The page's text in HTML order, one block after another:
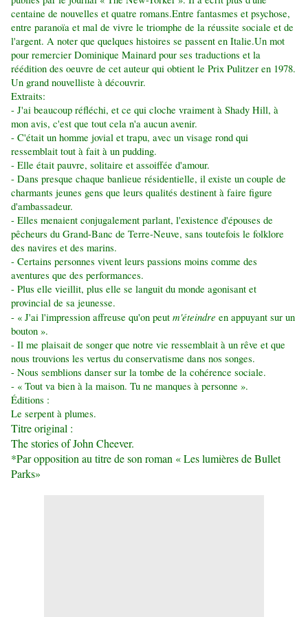
centaine de nouvelles et quatre romans.Entre fantasmes et psychose,
entre paranoïa et mal de vivre le triomphe de la réussite sociale et de
l'argent. A noter que quelques histoires se passent en Italie.Un mot
pour remercier Dominique Mainard pour ses traductions et la
réédition des oeuvre de cet auteur qui obtient le Prix Pulitzer en 1978.
Un grand nouvelliste à découvrir.
Extraits:
- J'ai beaucoup réfléchi, et ce qui cloche vraiment à Shady Hill, à
mon avis, c'est que tout cela n'a aucun avenir.
- C'était un homme jovial et trapu, avec un visage rond qui
ressemblait tout à fait à un pudding.
- Elle était pauvre, solitaire et assoiffée d'amour.
- Dans presque chaque banlieue résidentielle, il existe un couple de
charmants jeunes gens que leurs qualités destinent à faire figure
d'ambassadeur.
- Elles menaient conjugalement parlant, l'existence d'épouses de
pêcheurs du Grand-Banc de Terre-Neuve, sans toutefois le folklore
des navires et des marins.
- Certains personnes vivent leurs passions moins comme des
aventures que des performances.
- Plus elle vieillit, plus elle se languit du monde agonisant et
provincial de sa jeunesse.
- « J'ai l'impression affreuse qu'on peut m'éteindre en appuyant sur un
bouton ».
- Il me plaisait de songer que notre vie ressemblait à un rêve et que
nous trouvions les vertus du conservatisme dans nos songes.
- Nous semblions danser sur la tombe de la cohérence sociale.
- « Tout va bien à la maison. Tu ne manques à personne ».
Éditions :
Le serpent à plumes.
Titre original :
The stories of John Cheever.
*Par opposition au titre de son roman « Les lumières de Bullet
Parks»